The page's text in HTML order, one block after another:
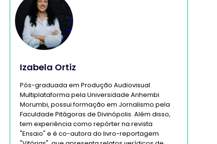
Izabela Ortiz
Pós-graduada em Produção Audiovisual
Multiplataforma pela Universidade Anhembi
Morumbi, possui formação em Jornalismo pela
Faculdade Pitágoras de Divinópolis. Além disso,
tem experiência como repórter na revista
"Ensaio" e é co-autora do livro-reportagem